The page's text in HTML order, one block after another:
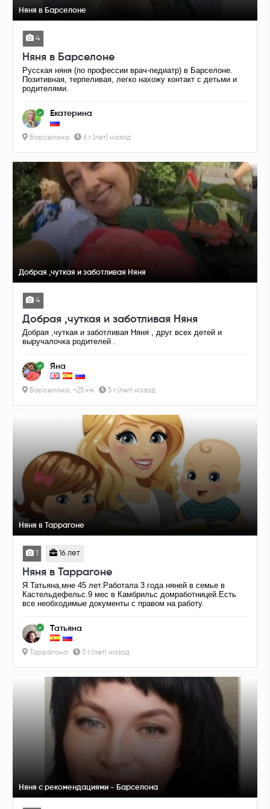
Няня в Барселоне
4
Няня в Барселоне
Русская няня (по профессии врач-педиатр) в Барселоне.
Позитивная, терпеливая, легко нахожу контакт с детьми и
родителями.
Екатерина
Барселона 6 г.(лет) назад
Добрая ,чуткая и заботливая Няня
4
Добрая ,чуткая и заботливая Няня
Добрая ,чуткая и заботливая Няня , друг всех детей и
выручалочка родителей .
Яна
Барселона, +25 км 5 г.(лет) назад
Няня в Таррагоне
1 16 лет
Няня в Таррагоне
Я Татьяна,мне 45 лет.Работала 3 года няней в семье в
Кастельдефельс.9 мес в Камбрильс домработницей.Есть
все необходимые документы с правом на работу.
Татьяна
Таррагона 5 г.(лет) назад
Няня с рекомендациями - Барселона